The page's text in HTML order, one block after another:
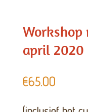
Workshop
april 2020
€65.00